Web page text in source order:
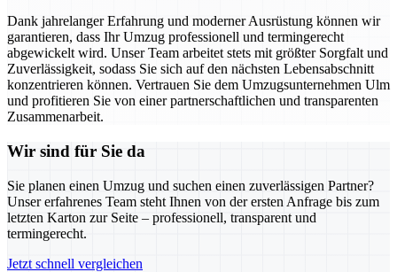
Dank jahrelanger Erfahrung und moderner Ausrüstung können wir
garantieren, dass Ihr Umzug professionell und termingerecht
abgewickelt wird. Unser Team arbeitet stets mit größter Sorgfalt und
Zuverlässigkeit, sodass Sie sich auf den nächsten Lebensabschnitt
konzentrieren können. Vertrauen Sie dem Umzugsunternehmen Ulm
und profitieren Sie von einer partnerschaftlichen und transparenten
Zusammenarbeit.
Wir sind für Sie da
Sie planen einen Umzug und suchen einen zuverlässigen Partner?
Unser erfahrenes Team steht Ihnen von der ersten Anfrage bis zum
letzten Karton zur Seite – professionell, transparent und
termingerecht.
Jetzt schnell vergleichen